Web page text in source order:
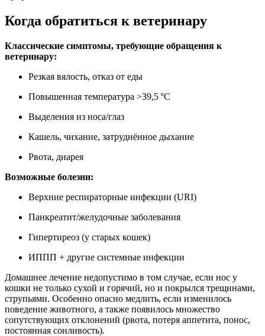
Когда обратиться к ветеринару
Классические симптомы, требующие обращения к
ветеринару:
Резкая вялость, отказ от еды
Повышенная температура >39,5 °C
Выделения из носа/глаз
Кашель, чихание, затруднённое дыхание
Рвота, диарея
Возможные болезни:
Верхние респираторные инфекции (URI)
Панкреатит/желудочные заболевания
Гипертиреоз (у старых кошек)
ИППП + другие системные инфекции
Домашнее лечение недопустимо в том случае, если нос у
кошки не только сухой и горячий, но и покрылся трещинами,
струпьями. Особенно опасно медлить, если изменилось
поведение животного, а также появилось множество
сопутствующих отклонений (рвота, потеря аппетита, понос,
постоянная сонливость).